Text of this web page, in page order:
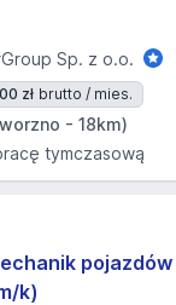
Sp. z o.o.
zł brutto / mies.
- 18km)
tymczasową
pojazdów
k)